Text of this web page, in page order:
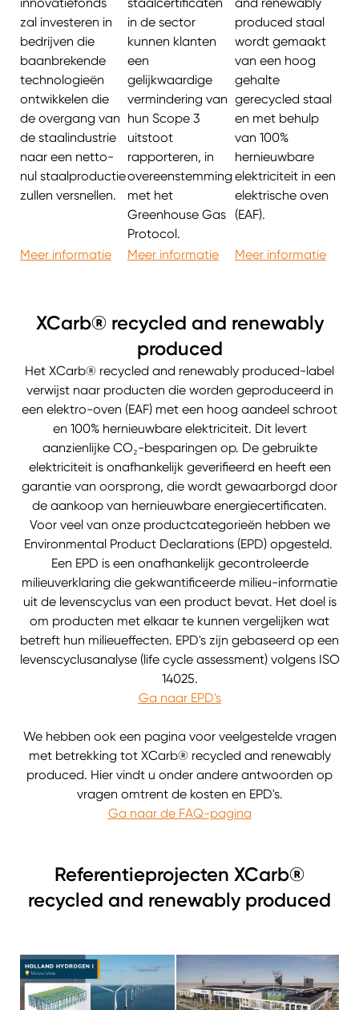
zal investeren in
bedrijven die
baanbrekende
technologieën
ontwikkelen die
de overgang van
de staalindustrie
naar een netto-
nul staalproductie
zullen versnellen.
in de sector
kunnen klanten
een
gelijkwaardige
vermindering van
hun Scope 3
uitstoot
rapporteren, in
overeenstemming
met het
Greenhouse Gas
Protocol.
produced staal
wordt gemaakt
van een hoog
gehalte
gerecycled staal
en met behulp
van 100%
hernieuwbare
elektriciteit in een
elektrische oven
(EAF).
Meer informatie Meer informatie Meer informatie
XCarb® recycled and renewably
produced
Het XCarb® recycled and renewably produced-label
verwijst naar producten die worden geproduceerd in
een elektro-oven (EAF) met een hoog aandeel schroot
en 100% hernieuwbare elektriciteit. Dit levert
aanzienlijke CO₂-besparingen op. De gebruikte
elektriciteit is onafhankelijk geverifieerd en heeft een
garantie van oorsprong, die wordt gewaarborgd door
de aankoop van hernieuwbare energiecertificaten.
Voor veel van onze productcategorieën hebben we
Environmental Product Declarations (EPD) opgesteld.
Een EPD is een onafhankelijk gecontroleerde
milieuverklaring die gekwantificeerde milieu-informatie
uit de levenscyclus van een product bevat. Het doel is
om producten met elkaar te kunnen vergelijken wat
betreft hun milieueffecten. EPD's zijn gebaseerd op een
levenscyclusanalyse (life cycle assessment) volgens ISO
14025.
Ga naar EPD's
We hebben ook een pagina voor veelgestelde vragen
met betrekking tot XCarb® recycled and renewably
produced. Hier vindt u onder andere antwoorden op
vragen omtrent de kosten en EPD's.
Ga naar de FAQ-pagina
Referentieprojecten XCarb®
recycled and renewably produced